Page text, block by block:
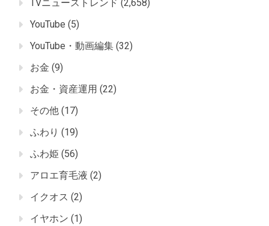
TVニューストレンド (2,658)
YouTube (5)
YouTube・動画編集 (32)
お金 (9)
お金・資産運用 (22)
その他 (17)
ふわり (19)
ふわ姫 (56)
アロエ育毛液 (2)
イクオス (2)
イヤホン (1)